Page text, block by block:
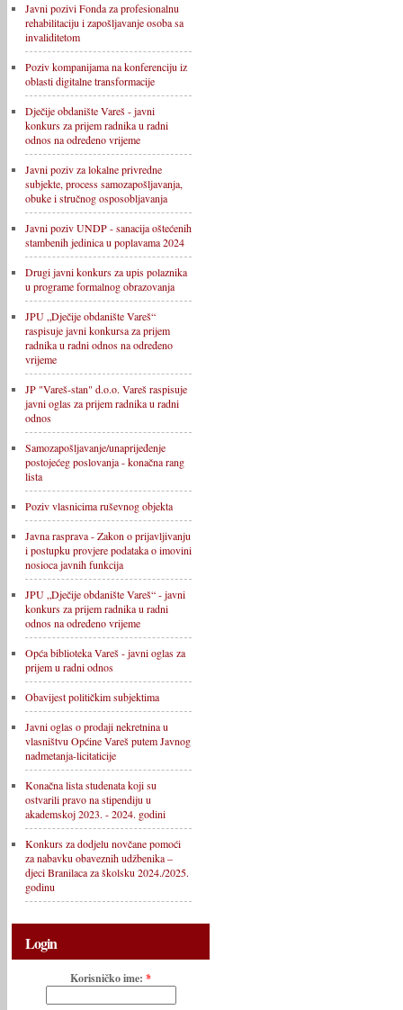
Javni pozivi Fonda za profesionalnu
rehabilitaciju i zapošljavanje osoba sa
invaliditetom
Poziv kompanijama na konferenciju iz
oblasti digitalne transformacije
Dječije obdanište Vareš - javni
konkurs za prijem radnika u radni
odnos na određeno vrijeme
Javni poziv za lokalne privredne
subjekte, process samozapošljavanja,
obuke i stručnog osposobljavanja
Javni poziv UNDP - sanacija oštećenih
stambenih jedinica u poplavama 2024
Drugi javni konkurs za upis polaznika
u programe formalnog obrazovanja
JPU „Dječije obdanište Vareš“
raspisuje javni konkursa za prijem
radnika u radni odnos na određeno
vrijeme
JP "Vareš-stan" d.o.o. Vareš raspisuje
javni oglas za prijem radnika u radni
odnos
Samozapošljavanje/unaprijeđenje
postojećeg poslovanja - konačna rang
lista
Poziv vlasnicima ruševnog objekta
Javna rasprava - Zakon o prijavljivanju
i postupku provjere podataka o imovini
nosioca javnih funkcija
JPU „Dječije obdanište Vareš“ - javni
konkurs za prijem radnika u radni
odnos na određeno vrijeme
Opća biblioteka Vareš - javni oglas za
prijem u radni odnos
Obavijest političkim subjektima
Javni oglas o prodaji nekretnina u
vlasništvu Općine Vareš putem Javnog
nadmetanja-licitaticije
Konačna lista studenata koji su
ostvarili pravo na stipendiju u
akademskoj 2023. - 2024. godini
Konkurs za dodjelu novčane pomoći
za nabavku obaveznih udžbenika –
djeci Branilaca za školsku 2024./2025.
godinu
Login
Korisničko ime: *